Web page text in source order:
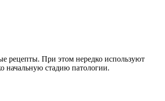
рецепты. При этом нередко используют
начальную стадию патологии.